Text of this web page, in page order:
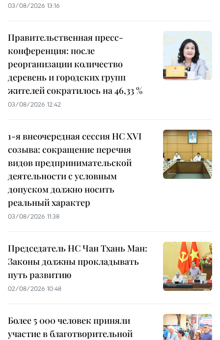
03/08/2026 13:16
Правительственная пресс-
конференция: после
реорганизации количество
деревень и городских групп
жителей сократилось на 46,33 %
03/08/2026 12:42
1-я внеочередная сессия НС XVI
созыва: сокращение перечня
видов предпринимательской
деятельности с условным
допуском должно носить
реальный характер
03/08/2026 11:38
Председатель НС Чан Тхань Ман:
Законы должны прокладывать
путь развитию
02/08/2026 10:48
Более 5 000 человек приняли
участие в благотворительной